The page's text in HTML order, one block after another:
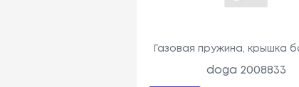
Газовая пружина, крышка
doga 2008833